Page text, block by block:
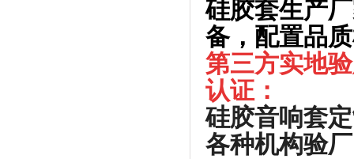
硅胶套生产
备，配置品
第三方实地
认证：
硅胶音响套
各种机构验